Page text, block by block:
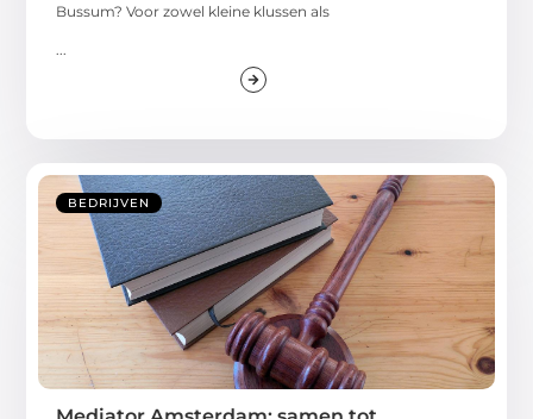
Bussum? Voor zowel kleine klussen als
...
BEDRIJVEN